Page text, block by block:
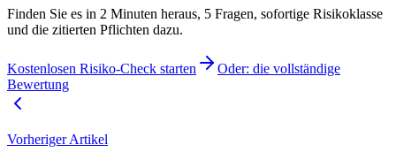
Finden Sie es in 2 Minuten heraus, 5 Fragen, sofortige Risikoklasse
und die zitierten Pflichten dazu.
Kostenlosen Risiko-Check starten
Oder: die vollständige
Bewertung
Vorheriger Artikel